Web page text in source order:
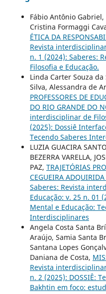
Fábio Antônio
Cristina Formaggi
ÉTICA DA
Revista
n. 1 (2024): Saberes:
Filosofia e Educação.
Linda Carter Souza
Silva, Alessandra de
PROFESSORES DE
DO RIO GRANDE DO
interdisciplinar de
(2025): Dossiê
Tecendo Saberes
LUZIA GUACIRA
BEZERRA VARELLA,
PAZ, TRAJETÓRIAS
CEGUEIRA
Saberes: Revista
Educação: v. 25 n. 01
Mental e Educação:
Interdisciplinares
Angela Costa Santa
Araújo, Samia Santa
Santana Lopes
Daniana de Costa,
Revista
n. 2 (2025): DOSSIÊ:
Bakhtin em foco: